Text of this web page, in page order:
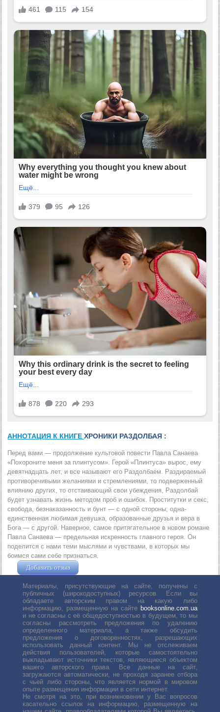
АННОТАЦИЯ К КНИГЕХРОНИКИ РАЗДОЛБАЯ :
Перед вами — продолжение культовой повести Павла Санаева
«Похороните меня за плинтусом». Герой «Плинтуса» вырос, ему
девятнадцать лет, и все называют его Раздолбаем. Раздираемый
противоречивыми желаниями и стремлениями, то подверженный
влиянию других, то отстаивающий свои убеждения, Раздолбай
будет узнавать жизнь методом проб и ошибок. Проститутки и секс,
свобода, безнаказанность и бунт — с одной стороны; одна-
единственная любимая девушка, образованные друзья и вера в
Бога — с другой. Наверное, самое притягательное в новом романе
Павла Санаева — предельная искренность главного героя. Он
поделится с нами теми мыслями и чувствами, в которых мы
боимся сами себе признаться.
Добавить отзыв
Материалы, присутствующие на сайте, получены с
публичных (широкодоступных) ресурсов. Если вы
обладаете авторским правом на какую либо
информацию, размещенную на сайте booksonline.com.ua
и не согласны с её общедоступностью в будущем, то мы
согласны рассмотреть предложения по удалению
определенного материала, а также обсудить
предложения о договоренностях, разрешающих
использовать данный контент. Мы не отслеживаем
действия пользователей, которые самостоятельно
выкладывают источники текстов, являющиеся объектом
вашего авторского права. Все данные на сайт,
загружаются автоматически, не проходя заранее отбора
с чьей либо стороны, что является нормой в мировом
опыте размещения информации в сети интернет.
Не смотря на это, при возникновении у Вас вопросов
касательно ссылок на информацию, размещенную на